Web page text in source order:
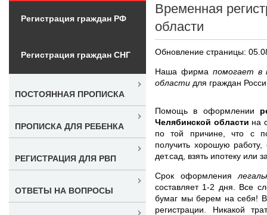
Временная
области
Обновление страницы:
Наша фирма помогает в
области для граждан
Помощь в оформлении
Челябинской области на
по той причине, что с
получить хорошую
дет.сад, взять ипотеку или
Срок оформления
составляет 1-2 дня. Все
бумаг мы берем на себя!
регистрации. Никакой
Регистрация граждан РФ
Регистрация граждан СНГ
ПОСТОЯННАЯ ПРОПИСКА
ПРОПИСКА ДЛЯ РЕБЕНКА
РЕГИСТРАЦИЯ ДЛЯ РВП
ОТВЕТЫ НА ВОПРОСЫ